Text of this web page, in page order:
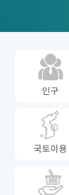
인구
국토이용